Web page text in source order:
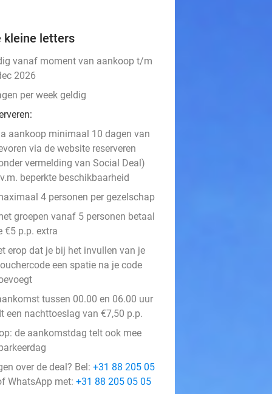
kleine letters
vanaf moment van aankoop t/m
2026
per week geldig
aankoop minimaal 10 dagen van
via de website reserveren
vermelding van Social Deal)
beperkte beschikbaarheid
4 personen per gezelschap
groepen vanaf 5 personen betaal
€5 p.p. extra
erop dat je bij het invullen van je
een spatie na je code
tussen 00.00 en 06.00 uur
een nachttoeslag van €7,50 p.p.
de aankomstdag telt ook mee
over de deal? Bel: +31 88 205 05
WhatsApp met: +31 88 205 05 05